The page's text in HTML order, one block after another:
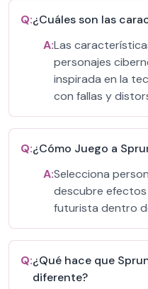
Q:¿Cuáles son las
A:Las
personajes
inspirada en la
con fallas y
Q:¿Cómo Juego a
A:Selecciona
descubre
futurista dentro
Q:¿Qué hace que
diferente?